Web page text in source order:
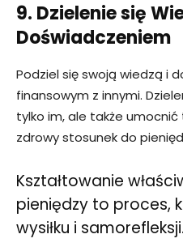
9. Dzielenie się
Doświadczeniem
Podziel się swoją wiedzą i
finansowym z innymi.
tylko im, ale także
zdrowy stosunek do
Kształtowanie
pieniędzy to proces,
wysiłku i samorefleksji.